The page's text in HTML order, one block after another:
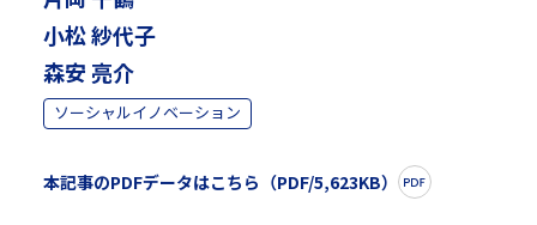
小松 紗代子
森安 亮介
ソーシャルイノベーション
本記事のPDFデータはこちら（PDF/5,623KB）